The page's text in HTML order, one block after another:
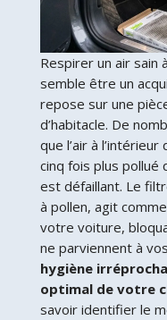
Respirer un air sain
semble être un
repose sur une
d’habitacle. De
que l’air à
cinq fois plus pollué
est défaillant. Le
à pollen, agit
votre voiture,
ne parviennent à
hygiène
optimal de votre
savoir identifier le